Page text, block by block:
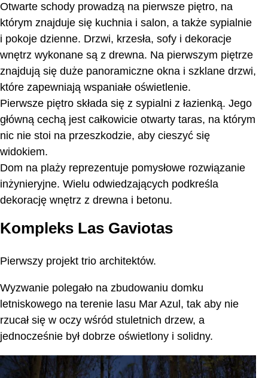
Otwarte schody prowadzą na pierwsze piętro, na
którym znajduje się kuchnia i salon, a także sypialnie
i pokoje dzienne. Drzwi, krzesła, sofy i dekoracje
wnętrz wykonane są z drewna. Na pierwszym piętrze
znajdują się duże panoramiczne okna i szklane drzwi,
które zapewniają wspaniałe oświetlenie.
Pierwsze piętro składa się z sypialni z łazienką. Jego
główną cechą jest całkowicie otwarty taras, na którym
nic nie stoi na przeszkodzie, aby cieszyć się
widokiem.
Dom na plaży reprezentuje pomysłowe rozwiązanie
inżynieryjne. Wielu odwiedzających podkreśla
dekorację wnętrz z drewna i betonu.
Kompleks Las Gaviotas
Pierwszy projekt trio architektów.
Wyzwanie polegało na zbudowaniu domku
letniskowego na terenie lasu Mar Azul, tak aby nie
rzucał się w oczy wśród stuletnich drzew, a
jednocześnie był dobrze oświetlony i solidny.